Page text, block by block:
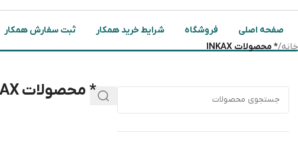
صفحه اصلی فروشگاه شرایط خرید همکار ثبت سفارش همکار
خانه/* محصولات INKAX
* محصولات INKAX